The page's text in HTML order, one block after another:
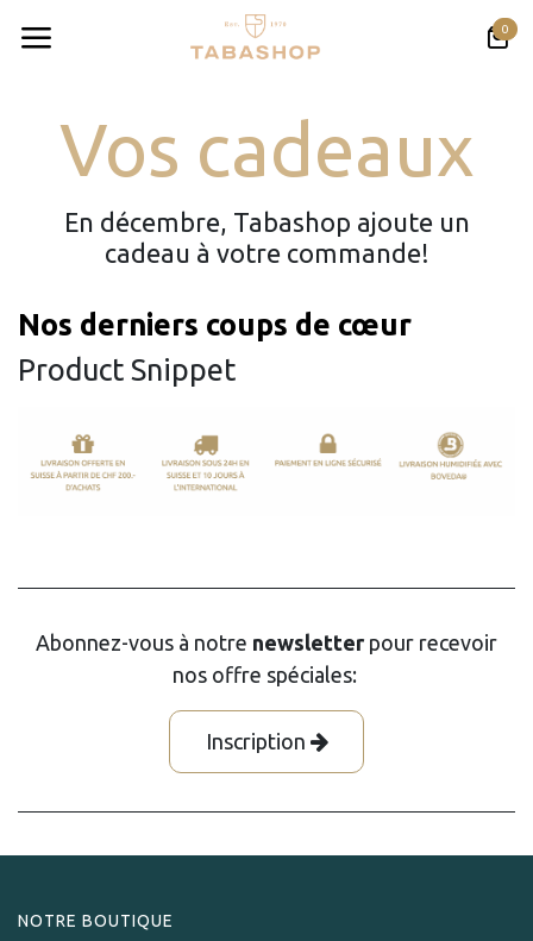
0
Vos cadeaux
En décembre, Tabashop ajoute un
cadeau à votre commande!
Nos derniers coups de cœur
Product Snippet
Abonnez-vous à notre newsletter pour recevoir
nos offre spéciales:
Inscription
NOTRE BOUTIQUE